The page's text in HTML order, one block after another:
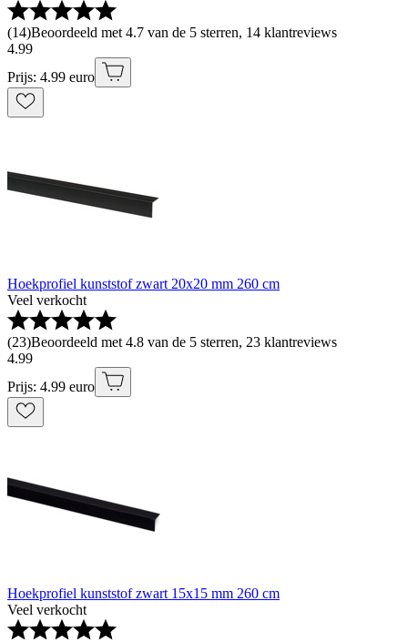
(14)Beoordeeld met 4.7 van de 5 sterren, 14 klantreviews
4.99
Prijs: 4.99 euro
Hoekprofiel kunststof zwart 20x20 mm 260 cm
Veel verkocht
(23)Beoordeeld met 4.8 van de 5 sterren, 23 klantreviews
4.99
Prijs: 4.99 euro
Hoekprofiel kunststof zwart 15x15 mm 260 cm
Veel verkocht